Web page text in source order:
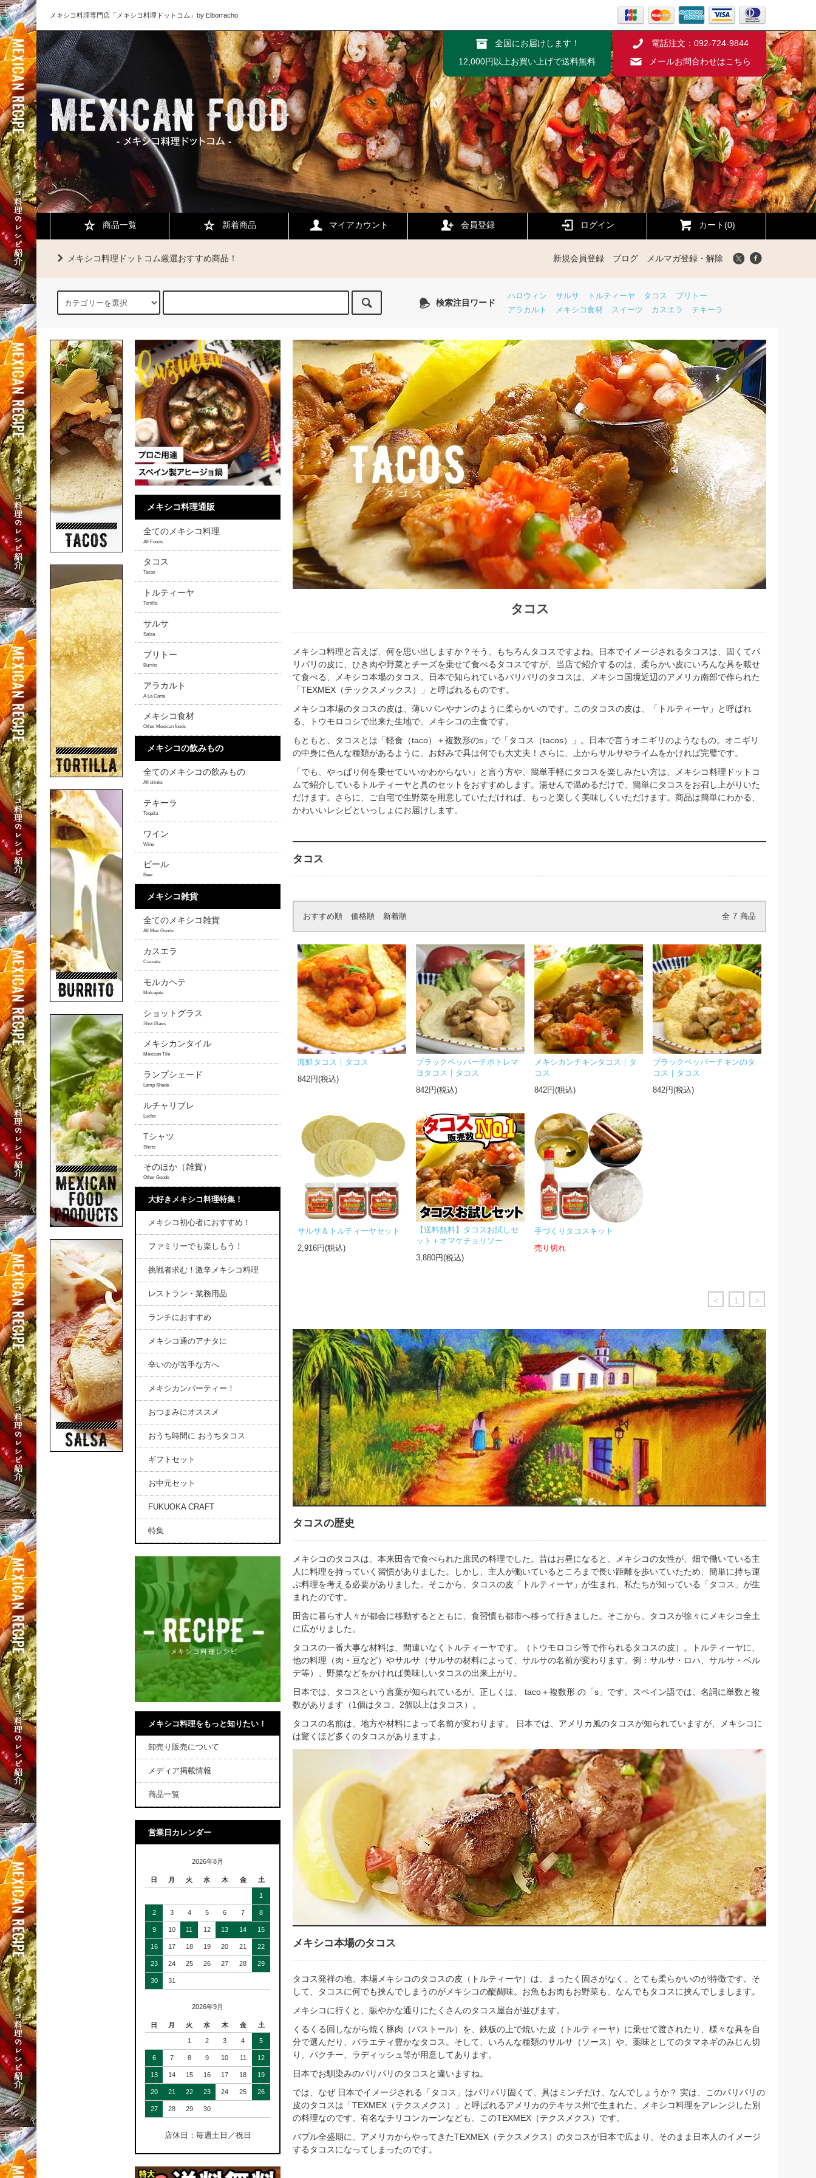
メキシコ料理専門店「メキシコ料理ドットコム」by Elborracho
全国にお届けします！
12,000円以上お買い上げで送料無料
電話注文：092-724-9844
メールお問合わせはこちら
商品一覧 新着商品 マイアカウント 会員登録 ログイン カート(0)
メキシコ料理ドットコム厳選おすすめ商品！ 新規会員登録 ブログ メルマガ登録・解除
検索注目ワード
ハロウィン サルサ トルティーヤ タコス
ブリトー
アラカルト
メキシコ食材 スイーツ カスエラ テキーラ
タコス
メキシコ料理と言えば、何を思い出しますか？そう、もちろんタコスですよね。日本でイメージされるタコスは、固くてパ
リパリの皮に、ひき肉や野菜とチーズを乗せて食べるタコスですが、当店で紹介するのは、柔らかい皮にいろんな具を載せ
て食べる、メキシコ本場のタコス。日本で知られているパリパリのタコスは、メキシコ国境近辺のアメリカ南部で作られた
「TEXMEX（テックスメックス）」と呼ばれるものです。
メキシコ本場のタコスの皮は、薄いパンやナンのように柔らかいのです。このタコスの皮は、「トルティーヤ」と呼ばれ
る、トウモロコシで出来た生地で、メキシコの主食です。
もともと、タコスとは「軽食（taco）＋複数形のs」で「タコス（tacos）」。日本で言うオニギリのようなもの。オニギリ
の中身に色んな種類があるように、お好みで具は何でも大丈夫！さらに、上からサルサやライムをかければ完璧です。
「でも、やっぱり何を乗せていいかわからない」と言う方や、簡単手軽にタコスを楽しみたい方は、メキシコ料理ドットコ
ムで紹介しているトルティーヤと具のセットをおすすめします。湯せんで温めるだけで、簡単にタコスをお召し上がりいた
だけます。さらに、ご自宅で生野菜を用意していただければ、もっと楽しく美味しくいただけます。商品は簡単にわかる、
かわいいレシピといっしょにお届けします。
タコス
おすすめ順 価格順 新着順 全 7 商品
海鮮タコス｜タコス
842円(税込)
ブラックペッパーチポトレマ
ヨタコス｜タコス
842円(税込)
メキシカンチキンタコス｜タ
コス
842円(税込)
ブラックペッパーチキンのタ
コス｜タコス
842円(税込)
サルサ＆トルティーヤセット
2,916円(税込)
【送料無料】タコスお試しセ
ット＋オマケチョリソー
3,880円(税込)
手づくりタコスキット
売り切れ
< 1 >
タコスの歴史
メキシコのタコスは、本来田舎で食べられた庶民の料理でした。昔はお昼になると、メキシコの女性が、畑で働いている主
人に料理を持っていく習慣がありました。しかし、主人が働いているところまで長い距離を歩いていたため、簡単に持ち運
ぶ料理を考える必要がありました。そこから、タコスの皮「トルティーヤ」が生まれ、私たちが知っている「タコス」が生
まれたのです。
田舎に暮らす人々が都会に移動するとともに、食習慣も都市へ移って行きました。そこから、タコスが徐々にメキシコ全土
に広がりました。
タコスの一番大事な材料は、間違いなくトルティーヤです。（トウモロコシ等で作られるタコスの皮）。トルティーヤに、
他の料理（肉・豆など）やサルサ（サルサの材料によって、サルサの名前が変わります。例：サルサ・ロハ、サルサ・ベル
デ等）、野菜などをかければ美味しいタコスの出来上がり。
日本では、タコスという言葉が知られているが、正しくは、 taco＋複数形 の「s」です。スペイン語では、名詞に単数と複
数があります（1個はタコ、2個以上はタコス）。
タコスの名前は、地方や材料によって名前が変わります。 日本では、アメリカ風のタコスが知られていますが、メキシコに
は驚くほど多くのタコスがありますよ。
メキシコ本場のタコス
タコス発祥の地、本場メキシコのタコスの皮（トルティーヤ）は、まったく固さがなく、とても柔らかいのが特徴です。そ
して、タコスに何でも挟んでしまうのがメキシコの醍醐味。お魚もお肉もお野菜も、なんでもタコスに挟んでしまします。
メキシコに行くと、賑やかな通りにたくさんのタコス屋台が並びます。
くるくる回しながら焼く豚肉（パストール）を、鉄板の上で焼いた皮（トルティーヤ）に乗せて渡されたり、様々な具を自
分で選んだり、バラエティ豊かなタコス。そして、いろんな種類のサルサ（ソース）や、薬味としてのタマネギのみじん切
り、パクチー、ラディッシュ等が用意してあります。
日本でお馴染みのパリパリのタコスと違いますね。
では、なぜ 日本でイメージされる「タコス」はパリパリ固くて、具はミンチだけ、なんでしょうか？ 実は、このパリパリの
皮のタコスは「TEXMEX（テクスメクス）」と呼ばれるアメリカのテキサス州で生まれた、メキシコ料理をアレンジした別
の料理なのです。有名なチリコンカーンなども、このTEXMEX（テクスメクス）です。
バブル全盛期に、アメリカからやってきたTEXMEX（テクスメクス）のタコスが日本で広まり、そのまま日本人のイメージ
するタコスになってしまったのです。
メキシコ料理通販
全てのメキシコ料理
All Foods
タコス
Tacos
トルティーヤ
Tortilla
サルサ
Salsa
ブリトー
Burrito
アラカルト
A La Carte
メキシコ食材
Other Mexican foods
メキシコの飲みもの
全てのメキシコの飲みもの
All drinks
テキーラ
Tequila
ワイン
Wine
ビール
Beer
メキシコ雑貨
全てのメキシコ雑貨
All Mex Goods
カスエラ
Cazuela
モルカヘテ
Molcajete
ショットグラス
Shot Glass
メキシカンタイル
Mexican Tile
ランプシェード
Lamp Shade
ルチャリブレ
Lucha
Tシャツ
Shirts
そのほか（雑貨）
Other Goods
大好きメキシコ料理特集！
メキシコ初心者におすすめ！
ファミリーでも楽しもう！
挑戦者求む！激辛メキシコ料理
レストラン・業務用品
ランチにおすすめ
メキシコ通のアナタに
辛いのが苦手な方へ
メキシカンパーティー！
おつまみにオススメ
おうち時間に おうちタコス
ギフトセット
お中元セット
FUKUOKA CRAFT
特集
メキシコ料理をもっと知りたい！
卸売り販売について
メディア掲載情報
商品一覧
営業日カレンダー
2026年8月
日 月 火 水 木 金 土
1
2 3 4 5 6 7 8
9 10 11 12 13 14 15
16 17 18 19 20 21 22
23 24 25 26 27 28 29
30 31
2026年9月
日 月 火 水 木 金 土
1 2 3 4 5
6 7 8 9 10 11 12
13 14 15 16 17 18 19
20 21 22 23 24 25 26
27 28 29 30
店休日：毎週土日／祝日